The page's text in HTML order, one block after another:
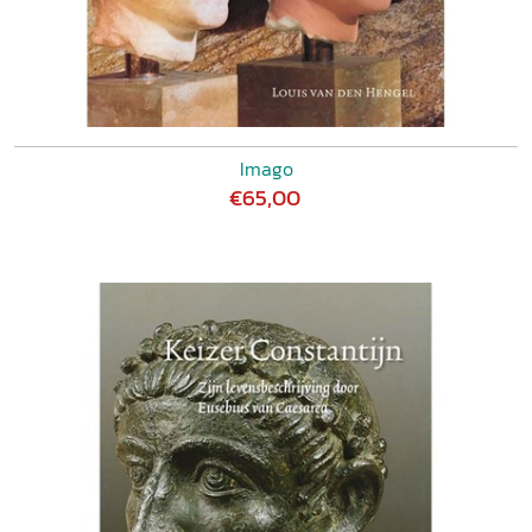
Imago
€65,00